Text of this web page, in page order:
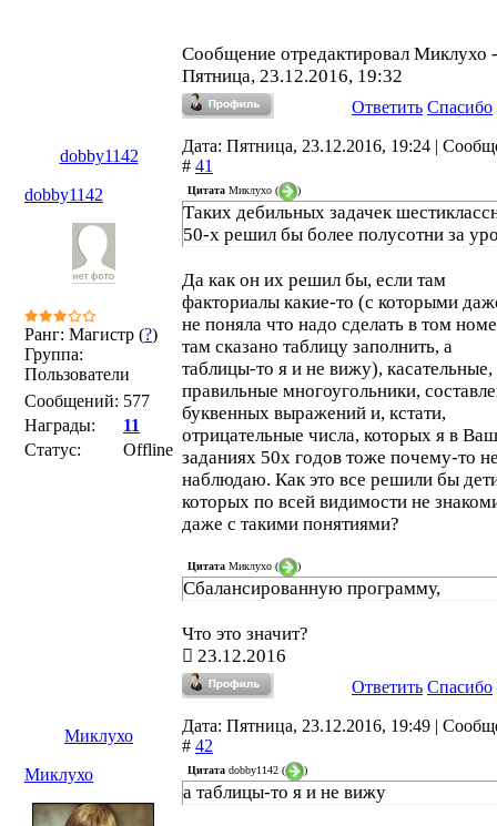
Сообщение отредактировал Миклухо -
Пятница, 23.12.2016, 19:32
Ответить Спасибо
dobby1142
Дата: Пятница, 23.12.2016, 19:24 |
# 41
dobby1142
Ранг: Магистр (?)
Группа:
Пользователи
Сообщений: 577
Награды:
11
Статус:
Offline
Цитата Миклухо ( )
Таких дебильных задачек
50-х решил бы более полусотни за
Да как он их решил бы, если там
факториалы какие-то (с которыми
не поняла что надо сделать в том
там сказано таблицу заполнить, а
таблицы-то я и не вижу), касательные,
правильные многоугольники,
буквенных выражений и, кстати,
отрицательные числа, которых я в
заданиях 50х годов тоже почему-то
наблюдаю. Как это все решили бы
которых по всей видимости не
даже с такими понятиями?
Цитата Миклухо ( )
Сбалансированную программу,
Что это значит?
23.12.2016
Ответить Спасибо
Миклухо
Дата: Пятница, 23.12.2016, 19:49 |
# 42
Миклухо
Цитата dobby1142 ( )
а таблицы-то я и не вижу